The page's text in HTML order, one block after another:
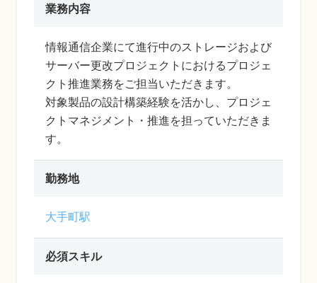
業務内容
情報通信企業にて進行中のストレージおよび
サーバー更改プロジェクトにおけるプロジェ
クト推進業務をご担当いただきます。
対象製品の設計構築経験を活かし、プロジェ
クトマネジメント・推進を担っていただきま
す。
勤務地
大手町駅
必須スキル